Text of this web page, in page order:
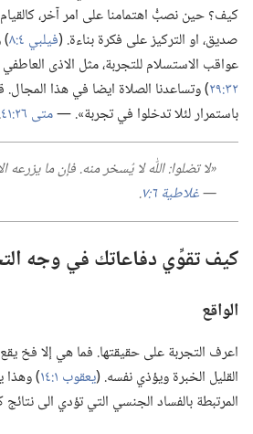
كيف؟‏ حين نصبُّ اهتمامنا على امر آخر،‏
صديق،‏ او التركيز على فكرة بناءة.‏ (‏فيلبي ٤:‏٨
‏)‏
عواقب الاستسلام للتجربة،‏ مثل الاذى
٣٢:‏٢٩
‏)‏ وتساعدنا الصلاة ايضا في هذا
باستمرار لئلا تدخلوا في تجربة».‏ —‏متى ٢٦:‏٤١ ‏.‏
‏«لا تضلوا:‏ اللّٰه لا يُسخر منه.‏ فإن ما يزرعه
—‏غلاطية ٦:‏٧ ‏.‏
كيف تقوِّي دفاعاتك في وجه
الواقع
اعرف التجربة على حقيقتها.‏ فما هي إلا فخ
القليل الخبرة ويؤذي نفسه.‏ (‏يعقوب ١:‏١٤
‏)‏
المرتبطة بالفساد الجنسي التي تؤدي الى